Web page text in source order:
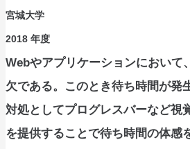
宮城大学
2018 年度
Webやアプリケーションにおいて
欠である。このとき待ち時間が発
対処としてプログレスバーなど視
を提供することで待ち時間の体感